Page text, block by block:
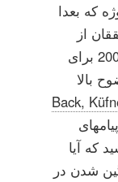
که بعدا
از
پیامهای تولید شده در 11 سپتامبر 2001 برای
بالا
(Back,
که آیا
شدن در